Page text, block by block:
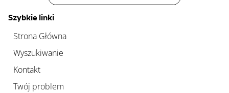
Szybkie linki
Strona Główna
Wyszukiwanie
Kontakt
Twój problem